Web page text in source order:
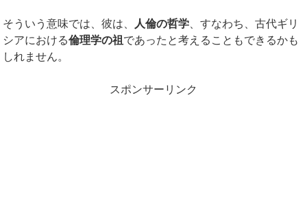
そういう意味では、彼は、 人倫の哲学 、すなわち、古代ギリ
シアにおける倫理学の祖 であったと考えることもできるかも
しれません。
スポンサーリンク